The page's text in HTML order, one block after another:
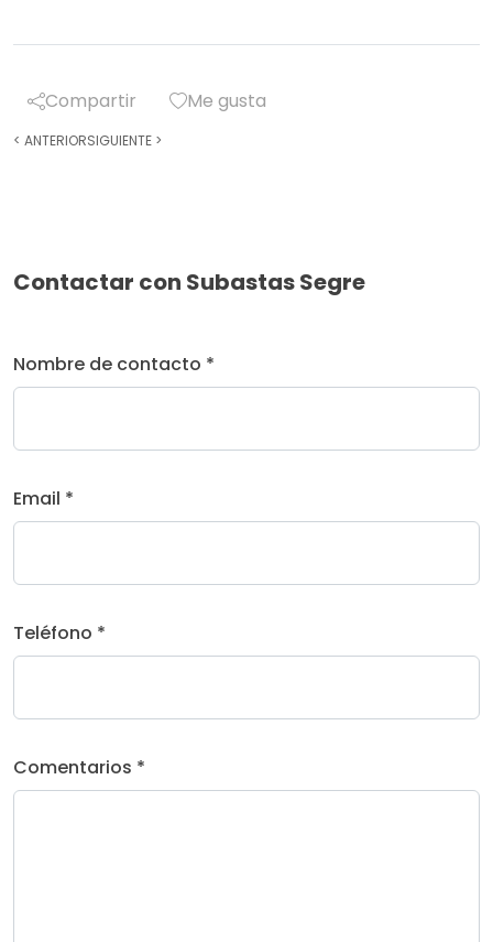
Compartir Me gusta
< ANTERIORSIGUIENTE >
Contactar con Subastas Segre
Nombre de contacto *
Email *
Teléfono *
Comentarios *